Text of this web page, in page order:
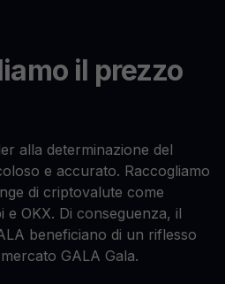
il prezzo
alla determinazione del
e accurato. Raccogliamo
di criptovalute come
OKX. Di conseguenza, il
beneficiano di un riflesso
GALA Gala.